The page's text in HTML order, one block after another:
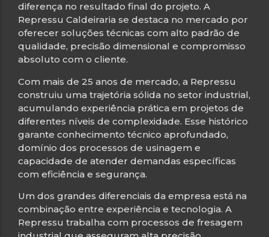
diferença no resultado final do projeto. A
Repressu Caldeiraria se destaca no mercado por
oferecer soluções técnicas com alto padrão de
qualidade, precisão dimensional e compromisso
absoluto com o cliente.
Com mais de 25 anos de mercado, a Repressu
construiu uma trajetória sólida no setor industrial,
acumulando experiência prática em projetos de
diferentes níveis de complexidade. Esse histórico
garante conhecimento técnico aprofundado,
domínio dos processos de usinagem e
capacidade de atender demandas específicas
com eficiência e segurança.
Um dos grandes diferenciais da empresa está na
combinação entre experiência e tecnologia. A
Repressu trabalha com processos de fresagem